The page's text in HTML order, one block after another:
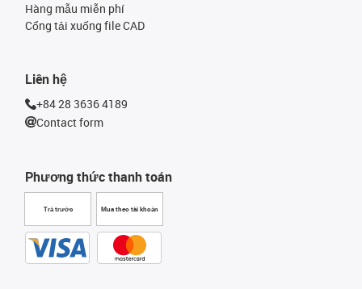
Phương thức thanh toán
Trả trước Mua theo tài khoản
Hàng mẫu miễn phí
Cổng tải xuống file CAD
Liên hệ
+84 28 3636 4189
Contact form